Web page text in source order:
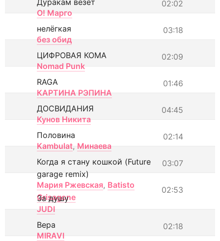
02:02
Дуракам везёт
О! Марго
03:18
нелёгкая
без обид
02:09
ЦИФРОВАЯ КОМА
Nomad Punk
01:46
RAGA
КАРТИНА РЭПИНА
04:45
ДОСВИДАНИЯ
Кунов Никита
02:14
Половина
Kambulat, Минаева
03:07
Когда я стану кошкой (Future
garage remix)
Мария Ржевская, Batisto
Grisagone
02:53
За душу
JUDI
02:18
Вера
MIRAVI